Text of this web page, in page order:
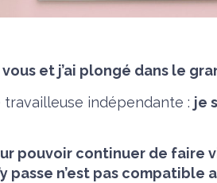
et j’ai plongé dans le
travailleuse indépendante : je
pouvoir continuer de faire
passe n’est pas